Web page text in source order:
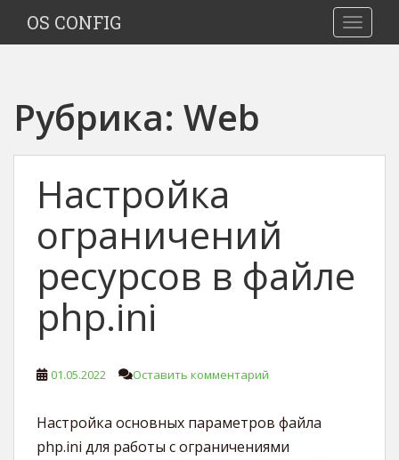
i
OS CONFIG
Рубрика: Web
Настройка
ограничений
ресурсов в файле
php.ini
01.05.2022 Оставить комментарий
Настройка основных параметров файла
php.ini для работы с ограничениями